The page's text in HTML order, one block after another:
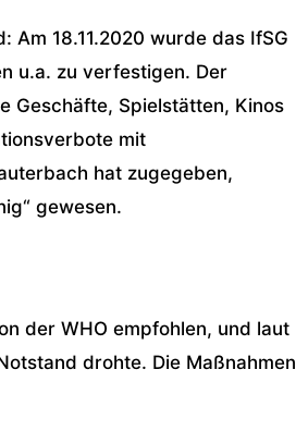
: Am 18.11.2020 wurde das IfSG
u.a. zu verfestigen. Der
Geschäfte, Spielstätten, Kinos
mit
hat zugegeben,
gewesen.
der WHO empfohlen, und laut
drohte. Die Maßnahmen